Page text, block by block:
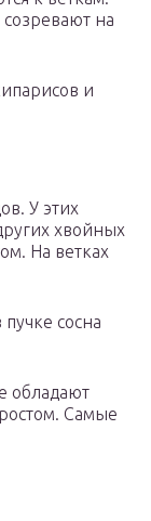
на
и
У этих
хвойных
На ветках
сосна
обладают
Самые